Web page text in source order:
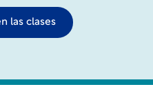
las clases